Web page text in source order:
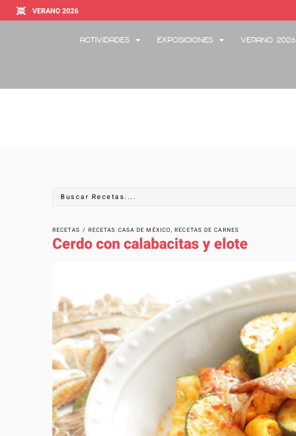
VERANO 2026
Actividades Exposiciones Verano 2026
RECETAS / RECETAS CASA DE MÉXICO, RECETAS DE CARNES
Cerdo con calabacitas y elote